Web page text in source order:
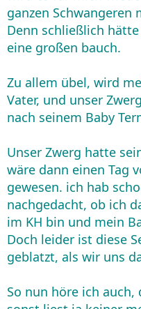
ganzen Schwangeren
Denn schließlich
eine großen bauch.
Zu allem übel, wird
Vater, und unser
nach seinem Baby
Unser Zwerg hatte
wäre dann einen Tag
gewesen. ich hab
nachgedacht, ob ich
im KH bin und mein
Doch leider ist diese
geblatzt, als wir uns
So nun höre ich auch,